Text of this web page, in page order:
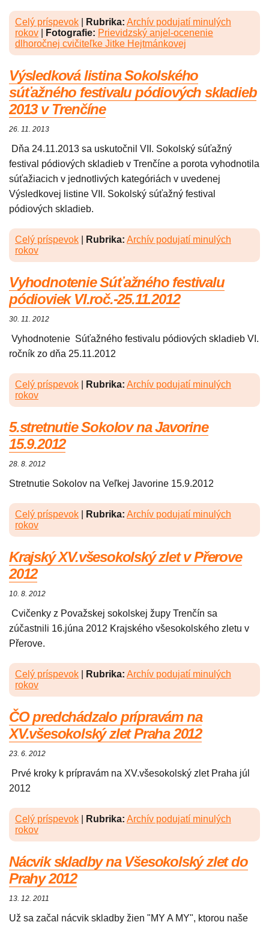
Celý príspevok Rubrika: Archív podujatí minulých
rokov
Fotografie: Prievidzský anjel-ocenenie
dlhoročnej cvičiteľke Jitke Hejtmánkovej
Výsledková listina Sokolského
súťažného festivalu pódiových skladieb
2013 v Trenčíne
26. 11. 2013
Dňa 24.11.2013 sa uskutočnil VII. Sokolský súťažný
festival pódiových skladieb v Trenčíne a porota vyhodnotila
súťažiacich v jednotlivých kategóriách v uvedenej
Výsledkovej listine VII. Sokolský súťažný festival
pódiových skladieb.
Celý príspevok Rubrika: Archív podujatí minulých
rokov
Vyhodnotenie Súťažného festivalu
pódioviek VI.roč.-25.11.2012
30. 11. 2012
Vyhodnotenie Súťažného festivalu pódiových skladieb VI.
ročník zo dňa 25.11.2012
Celý príspevok Rubrika: Archív podujatí minulých
rokov
5.stretnutie Sokolov na Javorine
15.9.2012
28. 8. 2012
Stretnutie Sokolov na Veľkej Javorine 15.9.2012
Celý príspevok Rubrika: Archív podujatí minulých
rokov
Krajský XV.všesokolský zlet v Přerove
2012
10. 8. 2012
Cvičenky z Považskej sokolskej župy Trenčín sa
zúčastnili 16.júna 2012 Krajského všesokolského zletu v
Přerove.
Celý príspevok Rubrika: Archív podujatí minulých
rokov
ČO predchádzalo prípravám na
XV.všesokolský zlet Praha 2012
23. 6. 2012
Prvé kroky k prípravám na XV.všesokolský zlet Praha júl
2012
Celý príspevok Rubrika: Archív podujatí minulých
rokov
Nácvik skladby na Všesokolský zlet do
Prahy 2012
13. 12. 2011
Už sa začal nácvik skladby žien "MY A MY", ktorou naše